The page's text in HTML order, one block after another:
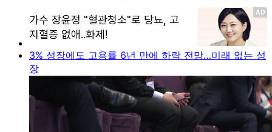
3% 성장에도 고용률 6년 만에 하락 전망…미래 없는 성
장